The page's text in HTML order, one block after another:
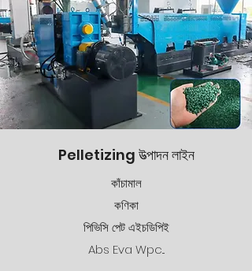
Pelletizing উত্পাদন লাইন
কাঁচামাল
কণিকা
পিভিসি পেট এইচডিপিই
Abs Eva Wpc...